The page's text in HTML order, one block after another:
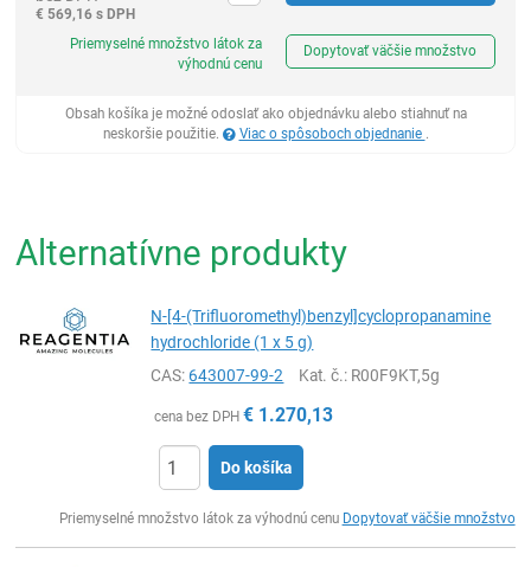
€ 569,16 s DPH
Priemyselné množstvo látok za
výhodnú cenu
Dopytovať väčšie množstvo
Obsah košíka je možné odoslať ako objednávku alebo stiahnuť na
neskoršie použitie.
Viac o spôsoboch objednanie .
Alternatívne produkty
N-[4-(Trifluoromethyl)benzyl]cyclopropanamine
hydrochloride (1 x 5 g)
CAS:643007-99-2 Kat. č.: R00F9KT,5g
cena bez DPH € 1.270,13
Do košíka
Priemyselné množstvo látok za výhodnú cenu Dopytovať väčšie množstvo